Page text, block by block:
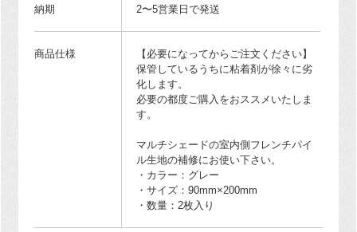
納期 2〜5営業日で発送
商品仕様
【必要になってからご注文ください】
保管しているうちに粘着剤が徐々に劣
化します。
必要の都度ご購入をおススメいたしま
す。
マルチシェードの室内側フレンチパイ
ル生地の補修にお使い下さい。
・カラー：グレー
・サイズ：90mm×200mm
・数量：2枚入り